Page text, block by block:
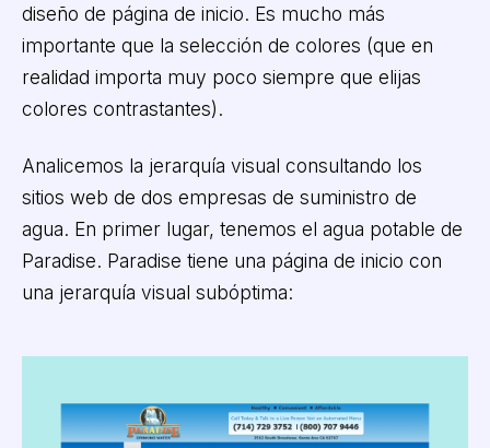
diseño de página de inicio. Es mucho más
importante que la selección de colores (que en
realidad importa muy poco siempre que elijas
colores contrastantes).
Analicemos la jerarquía visual consultando los
sitios web de dos empresas de suministro de
agua. En primer lugar, tenemos el agua potable de
Paradise. Paradise tiene una página de inicio con
una jerarquía visual subóptima: